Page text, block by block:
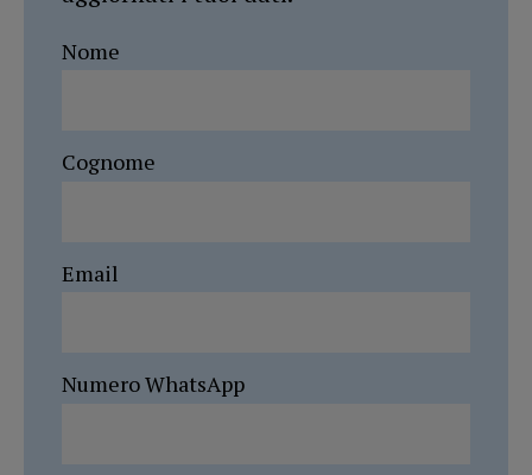
Nome
Cognome
Email
Numero WhatsApp